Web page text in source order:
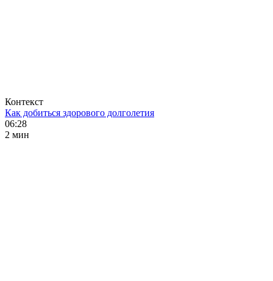
Контекст
Как добиться здорового долголетия
06:28
2 мин